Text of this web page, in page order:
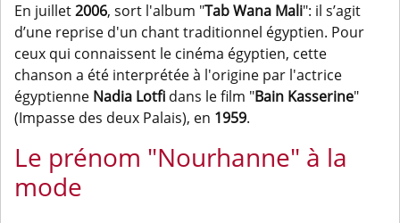
En juillet2006, sort l'album "Tab Wana Mali": il s’agit
d’une reprise d'un chant traditionnel égyptien. Pour
ceux qui connaissent le cinéma égyptien, cette
chanson a été interprétée à l'origine par l'actrice
égyptienne Nadia Lotfi dans le film "Bain Kasserine"
(Impasse des deux Palais), en 1959.
Le prénom "Nourhanne" à la
mode